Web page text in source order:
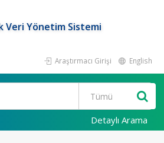
Veri Yönetim Sistemi
Araştırmacı Girişi English
Detaylı Arama